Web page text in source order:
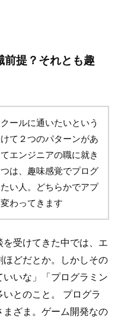
前提？それとも趣
ールに通いたいという
て２つのパターンがあ
エンジニアの職に就き
は、趣味感覚でプログ
い人。どちらかでアプ
わってきます
受けてきた中では、エ
ほどだとか。しかしその
いな」「プログラミン
とのこと。 プログラ
まざま。ゲーム開発なの